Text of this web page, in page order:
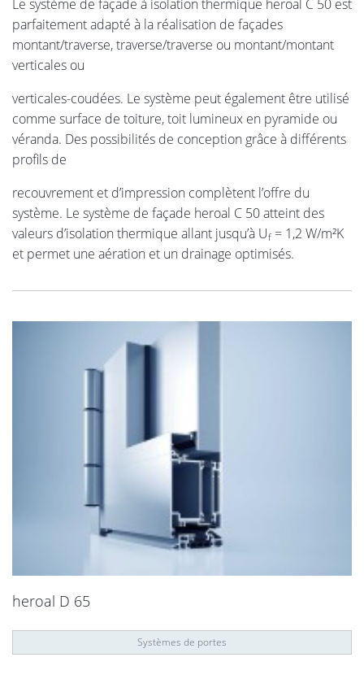
Le système de façade à isolation thermique heroal C 50 est
parfaitement adapté à la réalisation de façades
montant/traverse, traverse/traverse ou montant/montant
verticales ou
verticales-coudées. Le système peut également être utilisé
comme surface de toiture, toit lumineux en pyramide ou
véranda. Des possibilités de conception grâce à différents
profils de
recouvrement et d’impression complètent l’offre du
système. Le système de façade heroal C 50 atteint des
valeurs d’isolation thermique allant jusqu’à Uf = 1,2 W/m²K
et permet une aération et un drainage optimisés.
heroal D 65
Systèmes de portes